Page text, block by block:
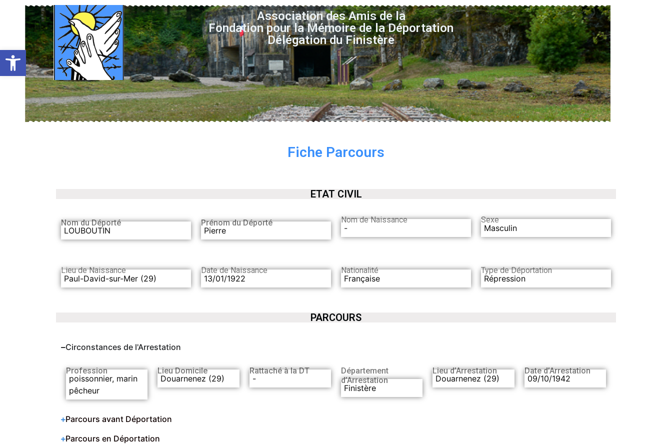
Ouvrir la barre d’outils
Association des Amis de la
Fondation pour la Mémoire de la Déportation
Délégation du Finistère
Fiche Parcours
ETAT CIVIL
Nom du Déporté
LOUBOUTIN
Prénom du Déporté
Pierre
Nom de Naissance
-
Sexe
Masculin
Lieu de Naissance
Paul-David-sur-Mer (29)
Date de Naissance
13/01/1922
Nationalité
Française
Type de Déportation
Répression
PARCOURS
Circonstances de l'Arrestation
Profession
poissonnier, marin
pêcheur
Lieu Domicile
Douarnenez (29)
Rattaché à la DT
-
Département
d’Arrestation
Finistère
Lieu d’Arrestation
Douarnenez (29)
Date d’Arrestation
09/10/1942
Parcours avant Déportation
Parcours en Déportation